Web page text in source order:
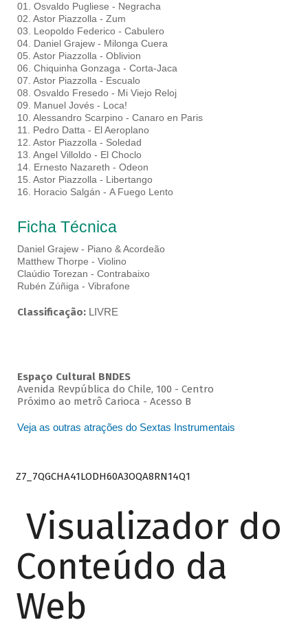
01. Osvaldo Pugliese - Negracha
02. Astor Piazzolla - Zum
03. Leopoldo Federico - Cabulero
04. Daniel Grajew - Milonga Cuera
05. Astor Piazzolla - Oblivion
06. Chiquinha Gonzaga - Corta-Jaca
07. Astor Piazzolla - Escualo
08. Osvaldo Fresedo - Mi Viejo Reloj
09. Manuel Jovés - Loca!
10. Alessandro Scarpino - Canaro en Paris
11. Pedro Datta - El Aeroplano
12. Astor Piazzolla - Soledad
13. Angel Villoldo - El Choclo
14. Ernesto Nazareth - Odeon
15. Astor Piazzolla - Libertango
16. Horacio Salgán - A Fuego Lento
Ficha Técnica
Daniel Grajew - Piano & Acordeão
Matthew Thorpe - Violino
Claúdio Torezan - Contrabaixo
Rubén Zúñiga - Vibrafone
Classificação: LIVRE
Espaço Cultural BNDES
Avenida Revpública do Chile, 100 - Centro
Próximo ao metrô Carioca - Acesso B
Veja as outras atrações do Sextas Instrumentais
Z7_7QGCHA41LODH60A3OQA8RN14Q1
Visualizador do
Conteúdo da
Web